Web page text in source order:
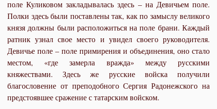
поле Куликовом закладывалась здесь – на Девичьем поле.
Полки здесь были поставлены так, как по замыслу великого
князя должны были расположиться на поле брани. Каждый
ратник узнал свое место и увидел своего руководителя.
Девичье поле – поле примирения и объединения, оно стало
местом, «где замерла вражда» между русскими
княжествами. Здесь же русские войска получили
благословение от преподобного Сергия Радонежского на
предстоявшее сражение с татарским войском.